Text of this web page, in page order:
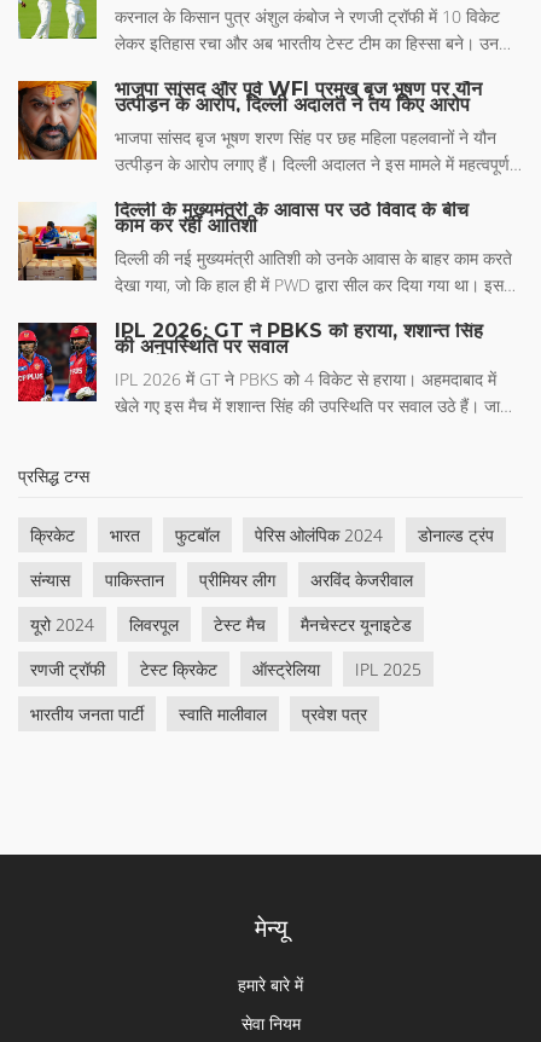
करनाल के किसान पुत्र अंशुल कंबोज ने रणजी ट्रॉफी में 10 विकेट
लेकर इतिहास रचा और अब भारतीय टेस्ट टीम का हिस्सा बने। उनकी
भाजपा सांसद और पूर्व WFI प्रमुख बृज भूषण पर यौन
उत्पीड़न के आरोप, दिल्ली अदालत ने तय किए आरोप
भाजपा सांसद बृज भूषण शरण सिंह पर छह महिला पहलवानों ने यौन
उत्पीड़न के आरोप लगाए हैं। दिल्ली अदालत ने इस मामले में महत्वपूर्ण
हैं। तोमार को एक पीड़िता से संबंधित आपराधिक धमकी के आरोप में
आरोपित किया गया है।
दिल्ली के मुख्यमंत्री के आवास पर उठे विवाद के बीच
काम कर रहीं आतिशी
दिल्ली की नई मुख्यमंत्री आतिशी को उनके आवास के बाहर काम करते
देखा गया, जो कि हाल ही में PWD द्वारा सील कर दिया गया था। इस
है? कई राजनीतिक आरोप-प्रत्यारोप के बीच यह जानकारी महत्वपूर्ण है
कि क्या सीएम आतिशी को उचित रूप से निवास सौंपा गया था या नहीं।
जानिए कैसे इस घटना ने दिल्ली की राजनीति में उथल-पुथल मचा दी है।
IPL 2026: GT ने PBKS को हराया, शशान्त सिंह
की अनुपस्थिति पर सवाल
IPL 2026 में GT ने PBKS को 4 विकेट से हराया। अहमदाबाद में
खेले गए इस मैच में शशान्त सिंह की उपस्थिति पर सवाल उठे हैं। जानिए
प्रसिद्ध टग्स
क्रिकेट भारत फुटबॉल पेरिस ओलंपिक 2024
डोनाल्ड ट्रंप
संन्यास
पाकिस्तान प्रीमियर लीग
अरविंद केजरीवाल
यूरो 2024
लिवरपूल टेस्ट मैच
मैनचेस्टर यूनाइटेड
रणजी ट्रॉफी
टेस्ट क्रिकेट ऑस्ट्रेलिया
IPL 2025
भारतीय जनता पार्टी
स्वाति मालीवाल प्रवेश पत्र
मेन्यू
हमारे बारे में
सेवा नियम